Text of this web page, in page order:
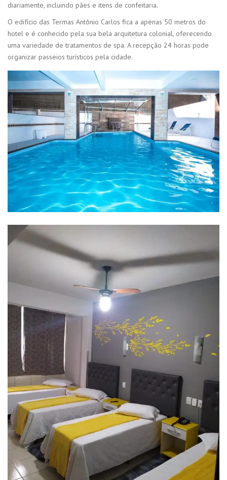
diariamente, incluindo pães e itens de confeitaria.
O edifício das Termas Antônio Carlos fica a apenas 50 metros do
hotel e é conhecido pela sua bela arquitetura colonial, oferecendo
uma variedade de tratamentos de spa. A recepção 24 horas pode
organizar passeios turísticos pela cidade.